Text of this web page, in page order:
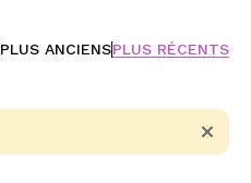
PLUS ANCIENSPLUS RÉCENTS